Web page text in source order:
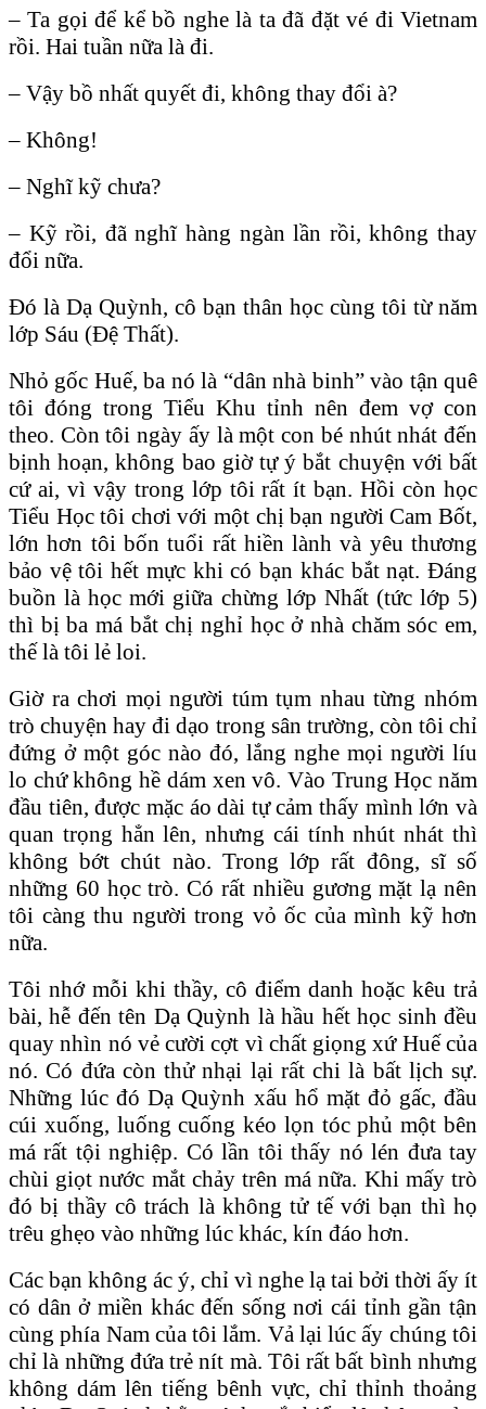
– Ta gọi để kể bồ nghe là ta đã đặt vé đi Vietnam
rồi. Hai tuần nữa là đi.
– Vậy bồ nhất quyết đi, không thay đổi à?
– Không!
– Nghĩ kỹ chưa?
– Kỹ rồi, đã nghĩ hàng ngàn lần rồi, không thay
đổi nữa.
Đó là Dạ Quỳnh, cô bạn thân học cùng tôi từ năm
lớp Sáu (Đệ Thất).
Nhỏ gốc Huế, ba nó là “dân nhà binh” vào tận quê
tôi đóng trong Tiểu Khu tỉnh nên đem vợ con
theo. Còn tôi ngày ấy là một con bé nhút nhát đến
bịnh hoạn, không bao giờ tự ý bắt chuyện với bất
cứ ai, vì vậy trong lớp tôi rất ít bạn. Hồi còn học
Tiểu Học tôi chơi với một chị bạn người Cam Bốt,
lớn hơn tôi bốn tuổi rất hiền lành và yêu thương
bảo vệ tôi hết mực khi có bạn khác bắt nạt. Đáng
buồn là học mới giữa chừng lớp Nhất (tức lớp 5)
thì bị ba má bắt chị nghỉ học ở nhà chăm sóc em,
thế là tôi lẻ loi.
Giờ ra chơi mọi người túm tụm nhau từng nhóm
trò chuyện hay đi dạo trong sân trường, còn tôi chỉ
đứng ở một góc nào đó, lắng nghe mọi người líu
lo chứ không hề dám xen vô. Vào Trung Học năm
đầu tiên, được mặc áo dài tự cảm thấy mình lớn và
quan trọng hẳn lên, nhưng cái tính nhút nhát thì
không bớt chút nào. Trong lớp rất đông, sĩ số
những 60 học trò. Có rất nhiều gương mặt lạ nên
tôi càng thu người trong vỏ ốc của mình kỹ hơn
nữa.
Tôi nhớ mỗi khi thầy, cô điểm danh hoặc kêu trả
bài, hễ đến tên Dạ Quỳnh là hầu hết học sinh đều
quay nhìn nó vẻ cười cợt vì chất giọng xứ Huế của
nó. Có đứa còn thử nhại lại rất chi là bất lịch sự.
Những lúc đó Dạ Quỳnh xấu hổ mặt đỏ gấc, đầu
cúi xuống, luống cuống kéo lọn tóc phủ một bên
má rất tội nghiệp. Có lần tôi thấy nó lén đưa tay
chùi giọt nước mắt chảy trên má nữa. Khi mấy trò
đó bị thầy cô trách là không tử tế với bạn thì họ
trêu ghẹo vào những lúc khác, kín đáo hơn.
Các bạn không ác ý, chỉ vì nghe lạ tai bởi thời ấy ít
có dân ở miền khác đến sống nơi cái tỉnh gần tận
cùng phía Nam của tôi lắm. Vả lại lúc ấy chúng tôi
chỉ là những đứa trẻ nít mà. Tôi rất bất bình nhưng
không dám lên tiếng bênh vực, chỉ thỉnh thoảng